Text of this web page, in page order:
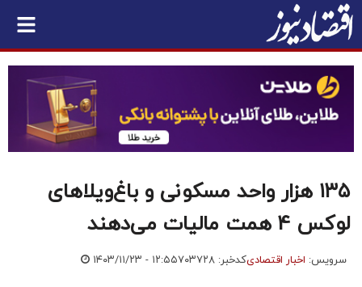
۱۳۵ هزار واحد مسکونی و باغ‌ویلاهای
لوکس 4 همت مالیات می‌دهند
سرویس: اخبار اقتصادیکدخبر: ۷۰۳۷۲۸ ۱۴۰۳/۱۱/۲۳ - ۱۲:۵۵